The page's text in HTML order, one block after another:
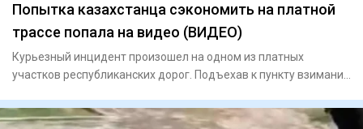
Попытка казахстанца сэкономить на платной
трассе попала на видео (ВИДЕО)
Курьезный инцидент произошел на одном из платных
участков республиканских дорог. Подъехав к пункту взимания